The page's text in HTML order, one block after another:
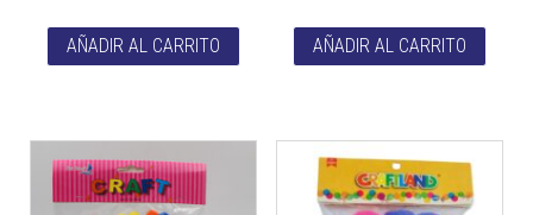
AÑADIR AL CARRITO AÑADIR AL CARRITO